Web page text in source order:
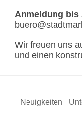
Anmeldung bis
Wir freuen uns
und einen
Neuigkeiten